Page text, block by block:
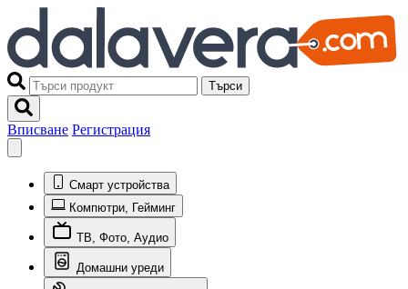
Търси
Вписване Регистрация
Смарт устройства
Компютри, Гейминг
ТВ, Фото, Аудио
Домашни уреди